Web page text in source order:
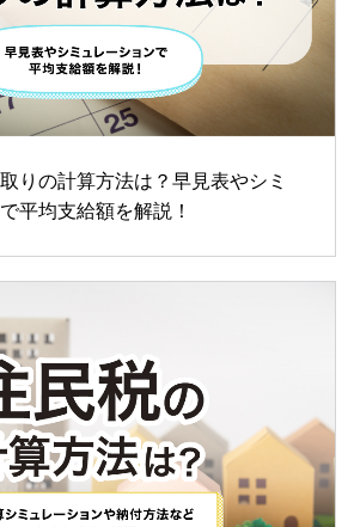
りの計算方法は？早見表やシミ
平均支給額を解説！